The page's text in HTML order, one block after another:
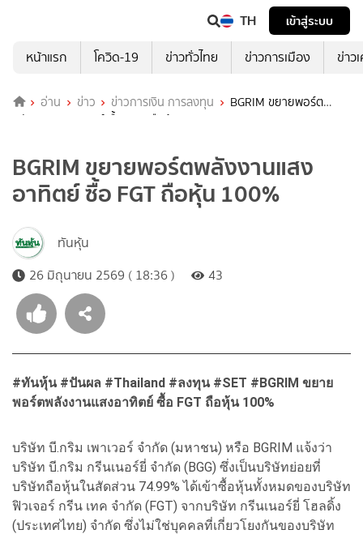
TH
เข้าสู่ระบบ
หน้าแรก
โควิด-19 ข่าวทั่วไทย ข่าวการเมือง ข่าว
อ่าน ข่าว ข่าวการเงิน การลงทุน
BGRIM ขยายพอร์ต
พลังงานแสงอาทิตย์ ซื้อ FGT ถือหุ้น 100%
BGRIM ขยายพอร์ตพลังงานแสง
อาทิตย์ ซื้อ FGT ถือหุ้น 100%
ทันหุ้น
26 มิถุนายน 2569 ( 18:36 )
43
#ทันหุ้น #ปันผล #Thailand #ลงทุน #SET #BGRIM ขยาย
พอร์ตพลังงานแสงอาทิตย์ ซื้อ FGT ถือหุ้น 100%
บริษัท บี.กริม เพาเวอร์ จำกัด (มหาชน) หรือ BGRIM แจ้งว่า
บริษัท บี.กริม กรีนเนอร์ยี่ จำกัด (BGG) ซึ่งเป็นบริษัทย่อยที่
บริษัทถือหุ้นในสัดส่วน 74.99% ได้เข้าซื้อหุ้นทั้งหมดของบริษัท
ฟิวเจอร์ กรีน เทค จำกัด (FGT) จากบริษัท กรีนเนอร์ยี่ โฮลดิ้ง
(ประเทศไทย) จำกัด ซึ่งไม่ใช่บุคคลที่เกี่ยวโยงกันของบริษัท